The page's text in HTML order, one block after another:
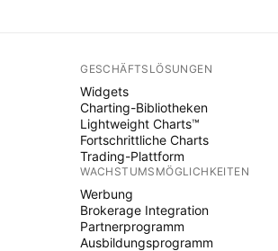
GESCHÄFTSLÖSUNGEN
Widgets
Charting-Bibliotheken
Lightweight Charts™
Fortschrittliche Charts
Trading-Plattform
WACHSTUMSMÖGLICHKEITEN
Werbung
Brokerage Integration
Partnerprogramm
Ausbildungsprogramm